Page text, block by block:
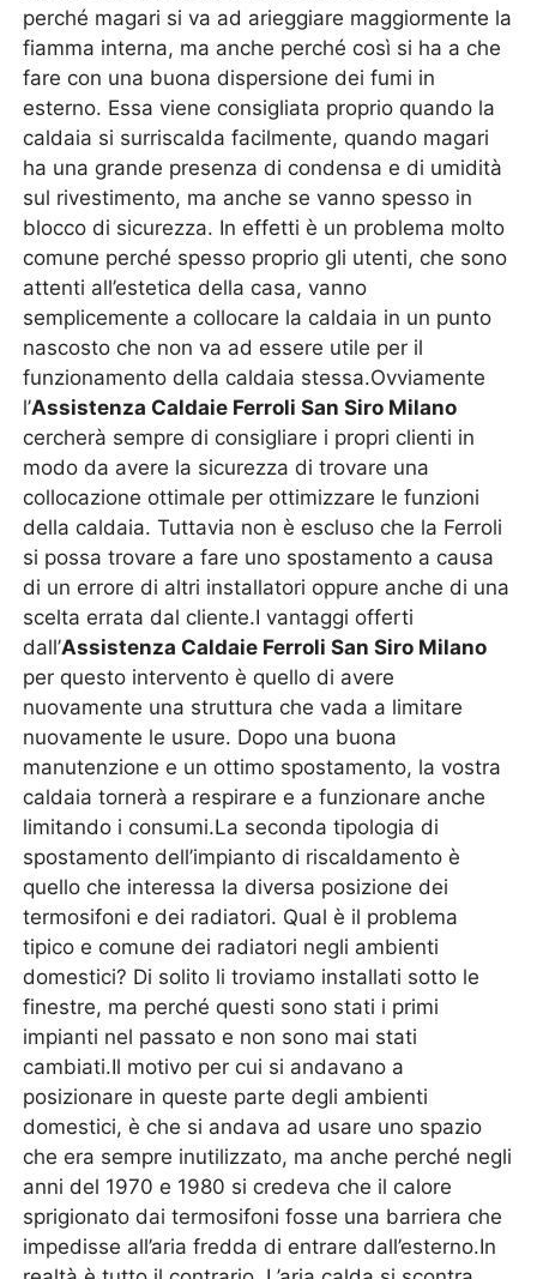
perché magari si va ad arieggiare maggiormente la
fiamma interna, ma anche perché così si ha a che
fare con una buona dispersione dei fumi in
esterno. Essa viene consigliata proprio quando la
caldaia si surriscalda facilmente, quando magari
ha una grande presenza di condensa e di umidità
sul rivestimento, ma anche se vanno spesso in
blocco di sicurezza. In effetti è un problema molto
comune perché spesso proprio gli utenti, che sono
attenti all’estetica della casa, vanno
semplicemente a collocare la caldaia in un punto
nascosto che non va ad essere utile per il
funzionamento della caldaia stessa.Ovviamente
l’Assistenza Caldaie Ferroli San Siro Milano
cercherà sempre di consigliare i propri clienti in
modo da avere la sicurezza di trovare una
collocazione ottimale per ottimizzare le funzioni
della caldaia. Tuttavia non è escluso che la Ferroli
si possa trovare a fare uno spostamento a causa
di un errore di altri installatori oppure anche di una
scelta errata dal cliente.I vantaggi offerti
dall’Assistenza Caldaie Ferroli San Siro Milano
per questo intervento è quello di avere
nuovamente una struttura che vada a limitare
nuovamente le usure. Dopo una buona
manutenzione e un ottimo spostamento, la vostra
caldaia tornerà a respirare e a funzionare anche
limitando i consumi.La seconda tipologia di
spostamento dell’impianto di riscaldamento è
quello che interessa la diversa posizione dei
termosifoni e dei radiatori. Qual è il problema
tipico e comune dei radiatori negli ambienti
domestici? Di solito li troviamo installati sotto le
finestre, ma perché questi sono stati i primi
impianti nel passato e non sono mai stati
cambiati.Il motivo per cui si andavano a
posizionare in queste parte degli ambienti
domestici, è che si andava ad usare uno spazio
che era sempre inutilizzato, ma anche perché negli
anni del 1970 e 1980 si credeva che il calore
sprigionato dai termosifoni fosse una barriera che
impedisse all’aria fredda di entrare dall’esterno.In